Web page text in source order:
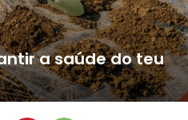
a saúde do teu